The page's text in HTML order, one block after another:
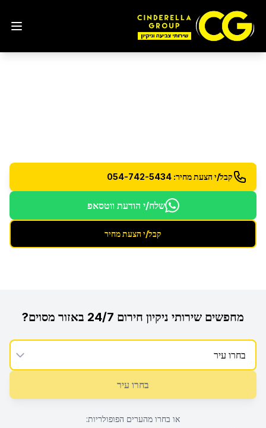
קבל/י הצעת מחיר: 054-742-5434
שלח/י הודעת ווטסאפ
קבל/י הצעת מחיר
מחפשים שירותי ניקיון חירום 24/7 באזור מסוים?
בחרו עיר
או בחרו מהערים הפופולריות: